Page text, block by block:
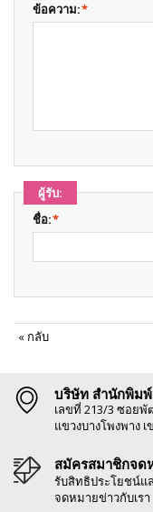
*
ข้อความ:
ผู้รับ:
*
ชื่อ:
« กลับ
บริษัท สำนักพิมพ์
เลขที่ 213/3 ซอยพั
แขวงบางโพงพาง
สมัครสมาชิกจด
รับสิทธิประโยชน์แ
จดหมายข่าวกับเรา